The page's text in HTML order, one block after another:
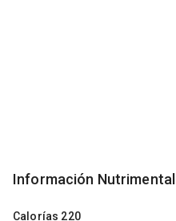
Información Nutrimental
Calorías 220